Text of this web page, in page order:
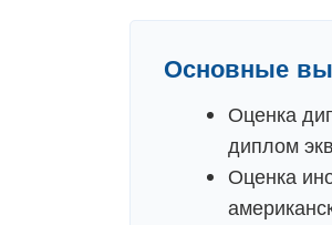
Основные
Оценка
диплом
Оценка